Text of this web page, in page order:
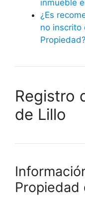
inmueble
¿Es
no inscrito
Propiedad?
Registro
de Lillo
Propiedad